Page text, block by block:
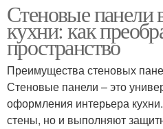
Стеновые панели
кухни: как
пространство
Преимущества стеновых
Стеновые панели – это
оформления интерьера
стены, но и выполняют